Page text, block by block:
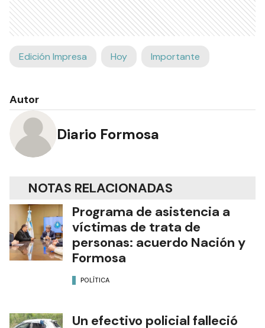
Edición Impresa Hoy Importante
Autor
Diario Formosa
NOTAS RELACIONADAS
Programa de asistencia a
víctimas de trata de
personas: acuerdo Nación y
Formosa
POLÍTICA
Un efectivo policial falleció